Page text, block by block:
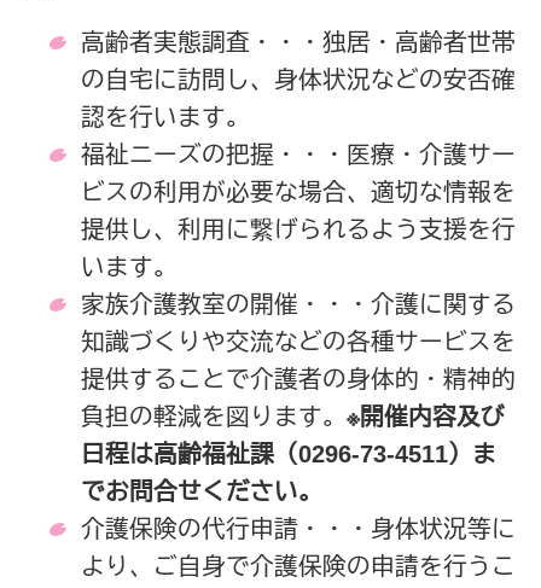
高齢者実態調査・・・独居・高齢者世帯
の自宅に訪問し、身体状況などの安否確
認を行います。
福祉ニーズの把握・・・医療・介護サー
ビスの利用が必要な場合、適切な情報を
提供し、利用に繋げられるよう支援を行
います。
家族介護教室の開催・・・介護に関する
知識づくりや交流などの各種サービスを
提供することで介護者の身体的・精神的
負担の軽減を図ります。 ※開催内容及び
日程は高齢福祉課（0296-73-4511）ま
でお問合せください。
介護保険の代行申請・・・身体状況等に
より、ご自身で介護保険の申請を行うこ